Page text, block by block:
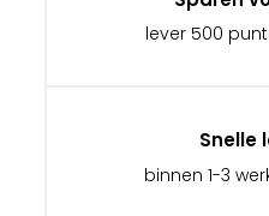
lever 500
Snelle
binnen 1-3